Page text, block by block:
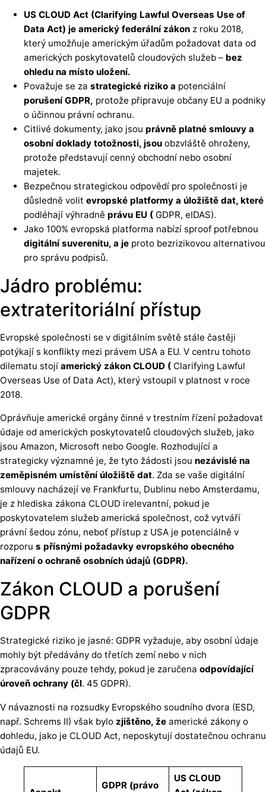
US CLOUD Act (Clarifying Lawful Overseas Use of
Data Act) je americký federální zákon z roku 2018,
který umožňuje americkým úřadům požadovat data od
amerických poskytovatelů cloudových služeb – bez
ohledu na místo uložení.
Považuje se za strategické riziko a potenciální
porušení GDPR, protože připravuje občany EU a podniky
o účinnou právní ochranu.
Citlivé dokumenty, jako jsou právně platné smlouvy a
osobní doklady totožnosti, jsou obzvláště ohroženy,
protože představují cenný obchodní nebo osobní
majetek.
Bezpečnou strategickou odpovědí pro společnosti je
důsledně volit evropské platformy a úložiště dat, které
podléhají výhradně právu EU ( GDPR, eIDAS).
Jako 100% evropská platforma nabízí sproof potřebnou
digitální suverenitu, a je proto bezrizikovou alternativou
pro správu podpisů.
Jádro problému:
extrateritoriální přístup
Evropské společnosti se v digitálním světě stále častěji
potýkají s konflikty mezi právem USA a EU. V centru tohoto
dilematu stojí americký zákon CLOUD ( Clarifying Lawful
Overseas Use of Data Act), který vstoupil v platnost v roce
2018.
Oprávňuje americké orgány činné v trestním řízení požadovat
údaje od amerických poskytovatelů cloudových služeb, jako
jsou Amazon, Microsoft nebo Google. Rozhodující a
strategicky významné je, že tyto žádosti jsou nezávislé na
zeměpisném umístění úložiště dat. Zda se vaše digitální
smlouvy nacházejí ve Frankfurtu, Dublinu nebo Amsterdamu,
je z hlediska zákona CLOUD irelevantní, pokud je
poskytovatelem služeb americká společnost, což vytváří
právní šedou zónu, neboť přístup z USA je potenciálně v
rozporu s přísnými požadavky evropského obecného
nařízení o ochraně osobních údajů (GDPR).
Zákon CLOUD a porušení
GDPR
Strategické riziko je jasné: GDPR vyžaduje, aby osobní údaje
mohly být předávány do třetích zemí nebo v nich
zpracovávány pouze tehdy, pokud je zaručena odpovídající
úroveň ochrany (čl. 45 GDPR).
V návaznosti na rozsudky Evropského soudního dvora (ESD,
např. Schrems II) však bylo zjištěno, že americké zákony o
dohledu, jako je CLOUD Act, neposkytují dostatečnou ochranu
údajů EU.
GDPR (právo
US CLOUD